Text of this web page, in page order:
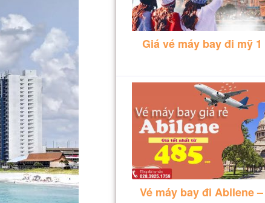
Giá vé máy bay đi mỹ
Vé máy bay đi Abilene